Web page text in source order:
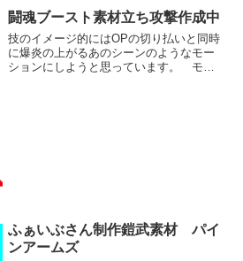
闘魂ブースト素材立ち攻撃作成中
技のイメージ的にはOPの切り払いと同時
に爆炎の上がるあのシーンのようなモー
ションにしようと思っています。 モデ
ふぁいぶさん制作鎧武素材 パイ
ンアームズ